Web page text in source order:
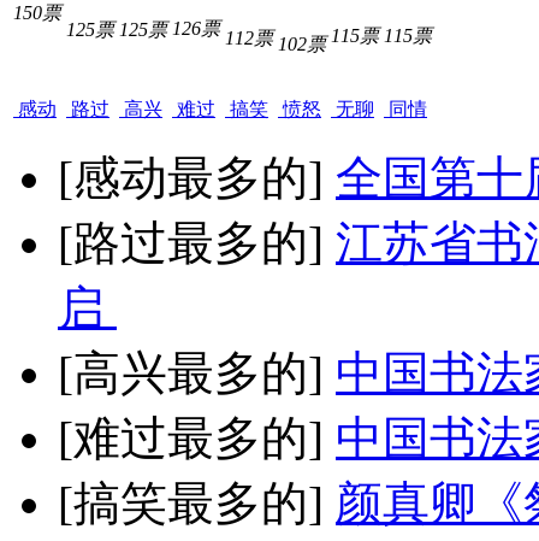
150票
感动
125票
路过
125票
高兴
126票
难过
112票
搞笑
102票
愤怒
115票
无聊
115票
同情
[感动最多的] 全国第十
[路过最多的] 江苏省书
启
[高兴最多的] 中国书法
[难过最多的] 中国书法
[搞笑最多的] 颜真卿《